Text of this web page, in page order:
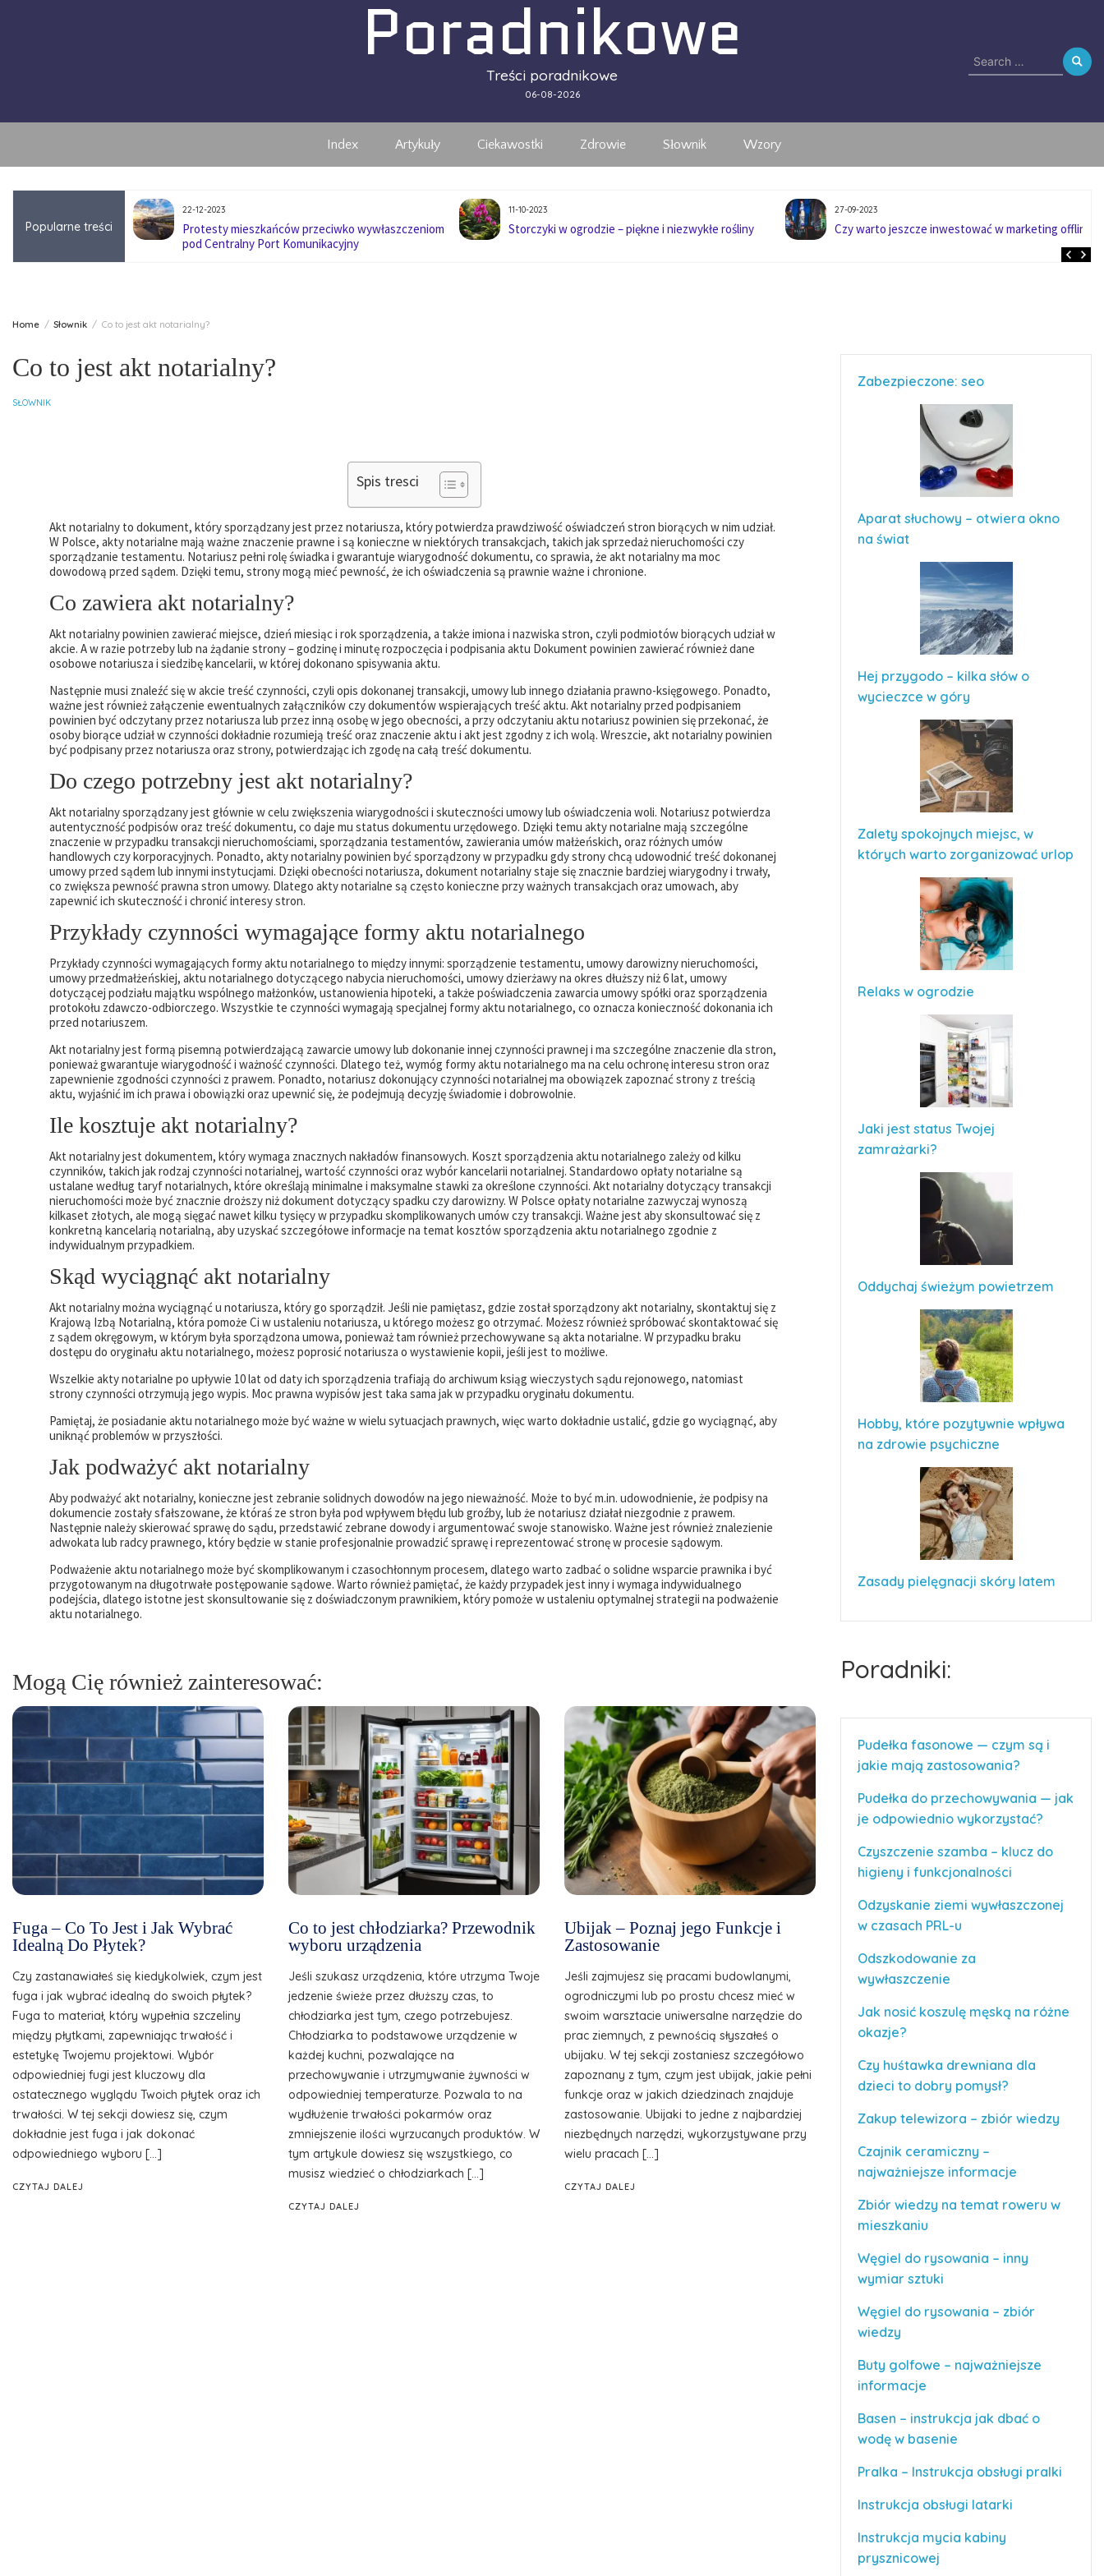
Poradnikowe
Treści poradnikowe
06-08-2026
Search
for:
Index Artykuły Ciekawostki Zdrowie Słownik Wzory
Popularne treści
pokoleniową w
22-12-2023
Protesty mieszkańców przeciwko wywłaszczeniom
pod Centralny Port Komunikacyjny
11-10-2023
Storczyki w ogrodzie – piękne i niezwykłe rośliny
27-09-2023
Czy warto jeszcze inwestować w marketing offline?
Home Słownik Co to jest akt notarialny?
Co to jest akt notarialny?
SŁOWNIK
Spis tresci
Akt notarialny to dokument, który sporządzany jest przez notariusza, który potwierdza prawdziwość oświadczeń stron biorących w nim udział.
W Polsce, akty notarialne mają ważne znaczenie prawne i są konieczne w niektórych transakcjach, takich jak sprzedaż nieruchomości czy
sporządzanie testamentu. Notariusz pełni rolę świadka i gwarantuje wiarygodność dokumentu, co sprawia, że akt notarialny ma moc
dowodową przed sądem. Dzięki temu, strony mogą mieć pewność, że ich oświadczenia są prawnie ważne i chronione.
Co zawiera akt notarialny?
Akt notarialny powinien zawierać miejsce, dzień miesiąc i rok sporządzenia, a także imiona i nazwiska stron, czyli podmiotów biorących udział w
akcie. A w razie potrzeby lub na żądanie strony – godzinę i minutę rozpoczęcia i podpisania aktu Dokument powinien zawierać również dane
osobowe notariusza i siedzibę kancelarii, w której dokonano spisywania aktu.
Następnie musi znaleźć się w akcie treść czynności, czyli opis dokonanej transakcji, umowy lub innego działania prawno-księgowego. Ponadto,
ważne jest również załączenie ewentualnych załączników czy dokumentów wspierających treść aktu. Akt notarialny przed podpisaniem
powinien być odczytany przez notariusza lub przez inną osobę w jego obecności, a przy odczytaniu aktu notariusz powinien się przekonać, że
osoby biorące udział w czynności dokładnie rozumieją treść oraz znaczenie aktu i akt jest zgodny z ich wolą. Wreszcie, akt notarialny powinien
być podpisany przez notariusza oraz strony, potwierdzając ich zgodę na całą treść dokumentu.
Do czego potrzebny jest akt notarialny?
Akt notarialny sporządzany jest głównie w celu zwiększenia wiarygodności i skuteczności umowy lub oświadczenia woli. Notariusz potwierdza
autentyczność podpisów oraz treść dokumentu, co daje mu status dokumentu urzędowego. Dzięki temu akty notarialne mają szczególne
znaczenie w przypadku transakcji nieruchomościami, sporządzania testamentów, zawierania umów małżeńskich, oraz różnych umów
handlowych czy korporacyjnych. Ponadto, akty notarialny powinien być sporządzony w przypadku gdy strony chcą udowodnić treść dokonanej
umowy przed sądem lub innymi instytucjami. Dzięki obecności notariusza, dokument notarialny staje się znacznie bardziej wiarygodny i trwały,
co zwiększa pewność prawna stron umowy. Dlatego akty notarialne są często konieczne przy ważnych transakcjach oraz umowach, aby
zapewnić ich skuteczność i chronić interesy stron.
Przykłady czynności wymagające formy aktu notarialnego
Przykłady czynności wymagających formy aktu notarialnego to między innymi: sporządzenie testamentu, umowy darowizny nieruchomości,
umowy przedmałżeńskiej, aktu notarialnego dotyczącego nabycia nieruchomości, umowy dzierżawy na okres dłuższy niż 6 lat, umowy
dotyczącej podziału majątku wspólnego małżonków, ustanowienia hipoteki, a także poświadczenia zawarcia umowy spółki oraz sporządzenia
protokołu zdawczo-odbiorczego. Wszystkie te czynności wymagają specjalnej formy aktu notarialnego, co oznacza konieczność dokonania ich
przed notariuszem.
Akt notarialny jest formą pisemną potwierdzającą zawarcie umowy lub dokonanie innej czynności prawnej i ma szczególne znaczenie dla stron,
ponieważ gwarantuje wiarygodność i ważność czynności. Dlatego też, wymóg formy aktu notarialnego ma na celu ochronę interesu stron oraz
zapewnienie zgodności czynności z prawem. Ponadto, notariusz dokonujący czynności notarialnej ma obowiązek zapoznać strony z treścią
aktu, wyjaśnić im ich prawa i obowiązki oraz upewnić się, że podejmują decyzję świadomie i dobrowolnie.
Ile kosztuje akt notarialny?
Akt notarialny jest dokumentem, który wymaga znacznych nakładów finansowych. Koszt sporządzenia aktu notarialnego zależy od kilku
czynników, takich jak rodzaj czynności notarialnej, wartość czynności oraz wybór kancelarii notarialnej. Standardowo opłaty notarialne są
ustalane według taryf notarialnych, które określają minimalne i maksymalne stawki za określone czynności. Akt notarialny dotyczący transakcji
nieruchomości może być znacznie droższy niż dokument dotyczący spadku czy darowizny. W Polsce opłaty notarialne zazwyczaj wynoszą
kilkaset złotych, ale mogą sięgać nawet kilku tysięcy w przypadku skomplikowanych umów czy transakcji. Ważne jest aby skonsultować się z
konkretną kancelarią notarialną, aby uzyskać szczegółowe informacje na temat kosztów sporządzenia aktu notarialnego zgodnie z
indywidualnym przypadkiem.
Skąd wyciągnąć akt notarialny
Akt notarialny można wyciągnąć u notariusza, który go sporządził. Jeśli nie pamiętasz, gdzie został sporządzony akt notarialny, skontaktuj się z
Krajową Izbą Notarialną, która pomoże Ci w ustaleniu notariusza, u którego możesz go otrzymać. Możesz również spróbować skontaktować się
z sądem okręgowym, w którym była sporządzona umowa, ponieważ tam również przechowywane są akta notarialne. W przypadku braku
dostępu do oryginału aktu notarialnego, możesz poprosić notariusza o wystawienie kopii, jeśli jest to możliwe.
Wszelkie akty notarialne po upływie 10 lat od daty ich sporządzenia trafiają do archiwum ksiąg wieczystych sądu rejonowego, natomiast
strony czynności otrzymują jego wypis. Moc prawna wypisów jest taka sama jak w przypadku oryginału dokumentu.
Pamiętaj, że posiadanie aktu notarialnego może być ważne w wielu sytuacjach prawnych, więc warto dokładnie ustalić, gdzie go wyciągnąć, aby
uniknąć problemów w przyszłości.
Jak podważyć akt notarialny
Aby podważyć akt notarialny, konieczne jest zebranie solidnych dowodów na jego nieważność. Może to być m.in. udowodnienie, że podpisy na
dokumencie zostały sfałszowane, że któraś ze stron była pod wpływem błędu lub groźby, lub że notariusz działał niezgodnie z prawem.
Następnie należy skierować sprawę do sądu, przedstawić zebrane dowody i argumentować swoje stanowisko. Ważne jest również znalezienie
adwokata lub radcy prawnego, który będzie w stanie profesjonalnie prowadzić sprawę i reprezentować stronę w procesie sądowym.
Podważenie aktu notarialnego może być skomplikowanym i czasochłonnym procesem, dlatego warto zadbać o solidne wsparcie prawnika i być
przygotowanym na długotrwałe postępowanie sądowe. Warto również pamiętać, że każdy przypadek jest inny i wymaga indywidualnego
podejścia, dlatego istotne jest skonsultowanie się z doświadczonym prawnikiem, który pomoże w ustaleniu optymalnej strategii na podważenie
aktu notarialnego.
Mogą Cię również zainteresować:
Fuga – Co To Jest i Jak Wybrać
Idealną Do Płytek?
Czy zastanawiałeś się kiedykolwiek, czym jest
fuga i jak wybrać idealną do swoich płytek?
Fuga to materiał, który wypełnia szczeliny
między płytkami, zapewniając trwałość i
estetykę Twojemu projektowi. Wybór
odpowiedniej fugi jest kluczowy dla
ostatecznego wyglądu Twoich płytek oraz ich
trwałości. W tej sekcji dowiesz się, czym
dokładnie jest fuga i jak dokonać
odpowiedniego wyboru […]
CZYTAJ DALEJ
Co to jest chłodziarka? Przewodnik
wyboru urządzenia
Jeśli szukasz urządzenia, które utrzyma Twoje
jedzenie świeże przez dłuższy czas, to
chłodziarka jest tym, czego potrzebujesz.
Chłodziarka to podstawowe urządzenie w
każdej kuchni, pozwalające na
przechowywanie i utrzymywanie żywności w
odpowiedniej temperaturze. Pozwala to na
wydłużenie trwałości pokarmów oraz
zmniejszenie ilości wyrzucanych produktów. W
tym artykule dowiesz się wszystkiego, co
musisz wiedzieć o chłodziarkach […]
CZYTAJ DALEJ
Ubijak – Poznaj jego Funkcje i
Zastosowanie
Jeśli zajmujesz się pracami budowlanymi,
ogrodniczymi lub po prostu chcesz mieć w
swoim warsztacie uniwersalne narzędzie do
prac ziemnych, z pewnością słyszałeś o
ubijaku. W tej sekcji zostaniesz szczegółowo
zapoznany z tym, czym jest ubijak, jakie pełni
funkcje oraz w jakich dziedzinach znajduje
zastosowanie. Ubijaki to jedne z najbardziej
niezbędnych narzędzi, wykorzystywane przy
wielu pracach […]
CZYTAJ DALEJ
Zabezpieczone: seo
Aparat słuchowy – otwiera okno
na świat
Hej przygodo – kilka słów o
wycieczce w góry
Zalety spokojnych miejsc, w
których warto zorganizować urlop
Relaks w ogrodzie
Jaki jest status Twojej
zamrażarki?
Oddychaj świeżym powietrzem
Hobby, które pozytywnie wpływa
na zdrowie psychiczne
Zasady pielęgnacji skóry latem
Poradniki:
Pudełka fasonowe — czym są i
jakie mają zastosowania?
Pudełka do przechowywania — jak
je odpowiednio wykorzystać?
Czyszczenie szamba – klucz do
higieny i funkcjonalności
Odzyskanie ziemi wywłaszczonej
w czasach PRL-u
Odszkodowanie za
wywłaszczenie
Jak nosić koszulę męską na różne
okazje?
Czy huśtawka drewniana dla
dzieci to dobry pomysł?
Zakup telewizora – zbiór wiedzy
Czajnik ceramiczny –
najważniejsze informacje
Zbiór wiedzy na temat roweru w
mieszkaniu
Węgiel do rysowania – inny
wymiar sztuki
Węgiel do rysowania – zbiór
wiedzy
Buty golfowe – najważniejsze
informacje
Basen – instrukcja jak dbać o
wodę w basenie
Pralka – Instrukcja obsługi pralki
Instrukcja obsługi latarki
Instrukcja mycia kabiny
prysznicowej